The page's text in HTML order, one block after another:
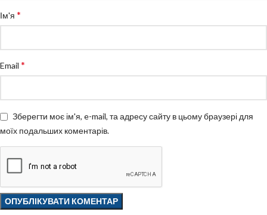
Ім'я *
Email *
Зберегти моє ім'я, e-mail, та адресу сайту в цьому браузері для
моїх подальших коментарів.